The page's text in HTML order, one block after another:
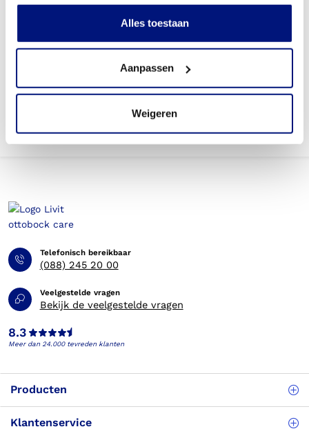
Alles toestaan
Aanpassen
Weigeren
Kom ik in aanmerking voor een extra paar orthopedische
schoenen om dagelijks te wisselen?
orthopedische schoenen bestellen (gebruikstermijn)?
Telefonisch bereikbaar
(088) 245 20 00
Veelgestelde vragen
Bekijk de veelgestelde vragen
8.3
Meer dan 24.000 tevreden klanten
Producten
Klantenservice